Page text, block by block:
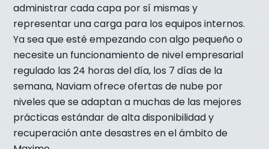
administrar cada capa por sí mismas y
representar una carga para los equipos internos.
Ya sea que esté empezando con algo pequeño o
necesite un funcionamiento de nivel empresarial
regulado las 24 horas del día, los 7 días de la
semana, Naviam ofrece ofertas de nube por
niveles que se adaptan a muchas de las mejores
prácticas estándar de alta disponibilidad y
recuperación ante desastres en el ámbito de